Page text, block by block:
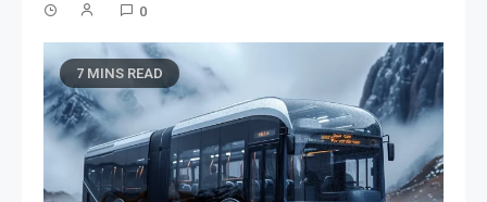
0
7 MINS READ